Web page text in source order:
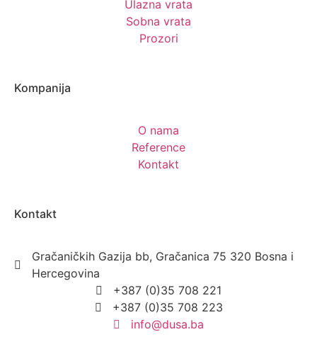
Ulazna vrata
Sobna vrata
Prozori
Kompanija
O nama
Reference
Kontakt
Kontakt
Gračaničkih Gazija bb, Gračanica 75 320 Bosna i
Hercegovina
+387 (0)35 708 221
+387 (0)35 708 223
info@dusa.ba